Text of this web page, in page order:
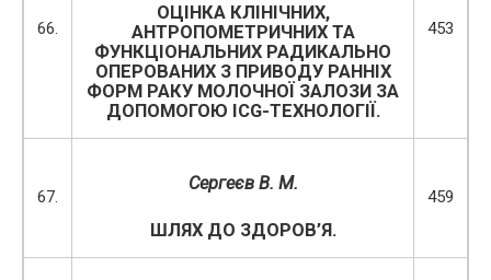
66.
ОЦІНКА КЛІНІЧНИХ,
АНТРОПОМЕТРИЧНИХ ТА
ФУНКЦІОНАЛЬНИХ РАДИКАЛЬНО
ОПЕРОВАНИХ З ПРИВОДУ РАННІХ
ФОРМ РАКУ МОЛОЧНОЇ ЗАЛОЗИ ЗА
ДОПОМОГОЮ ICG-ТЕХНОЛОГІЇ.
453
67.
Сергеєв В. М.
ШЛЯХ ДО ЗДОРОВ’Я.
459